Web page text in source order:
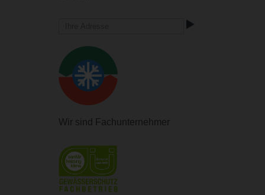
Wir sind Fachunternehmer